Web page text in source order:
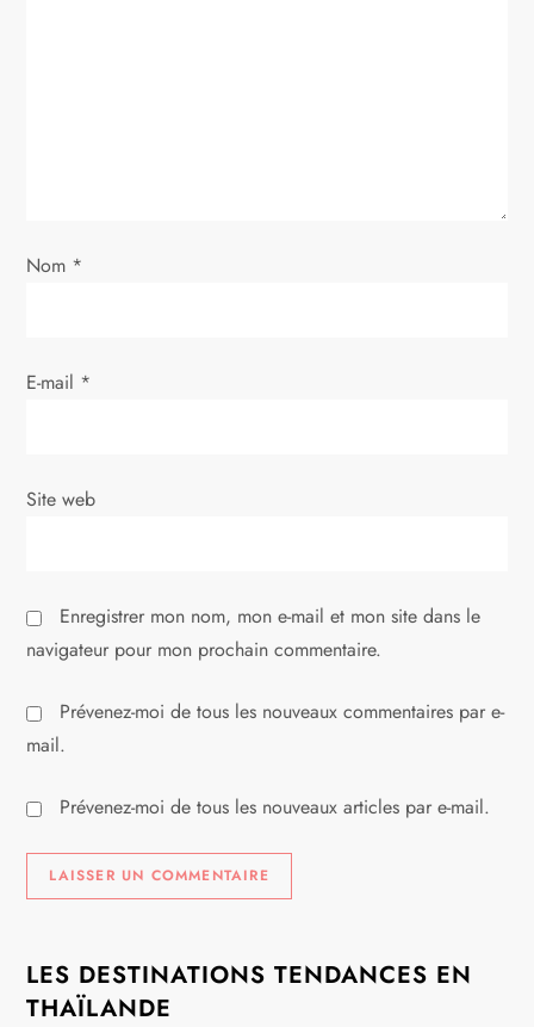
Nom *
E-mail *
Site web
Enregistrer mon nom, mon e-mail et mon site dans le
navigateur pour mon prochain commentaire.
Prévenez-moi de tous les nouveaux commentaires par e-
mail.
Prévenez-moi de tous les nouveaux articles par e-mail.
LES DESTINATIONS TENDANCES EN
THAÏLANDE